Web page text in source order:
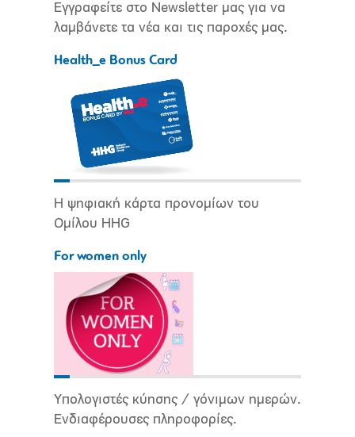
Εγγραφείτε στο Newsletter μας για να
λαμβάνετε τα νέα και τις παροχές μας.
Health_e Bonus Card
Η ψηφιακή κάρτα προνομίων του
Ομίλου HHG
For women only
Υπολογιστές κύησης / γόνιμων ημερών.
Ενδιαφέρουσες πληροφορίες.